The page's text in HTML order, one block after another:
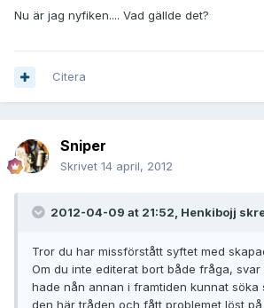
Nu är jag nyfiken.... Vad gällde det?
Citera
Sniper
Skrivet 14 april, 2012
2012-04-09 at 21:52, Henkibojj
Tror du har missförstått syftet med
Om du inte editerat bort både fråga,
hade nån annan i framtiden kunnat söka
den här tråden och fått problemet löst